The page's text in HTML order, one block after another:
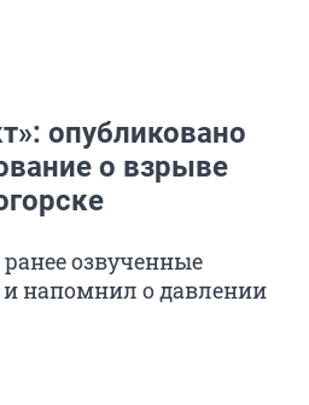
опубликовано
о взрыве
озвученные
напомнил о давлении